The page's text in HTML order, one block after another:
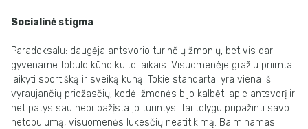
Socialinė stigma
Paradoksalu: daugėja antsvorio turinčių žmonių, bet vis dar
gyvename tobulo kūno kulto laikais. Visuomenėje gražiu priimta
laikyti sportišką ir sveiką kūną. Tokie standartai yra viena iš
vyraujančių priežasčių, kodėl žmonės bijo kalbėti apie antsvorį ir
net patys sau nepripažįsta jo turintys. Tai tolygu pripažinti savo
netobulumą, visuomenės lūkesčių neatitikimą. Baiminamasi